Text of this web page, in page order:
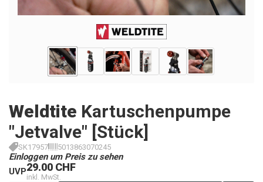
Weldtite Kartuschenpumpe
"Jetvalve" [Stück]
SK17957 5013863070245
Einloggen um Preis zu sehen
UVP29.00 CHF
inkl. MwSt.